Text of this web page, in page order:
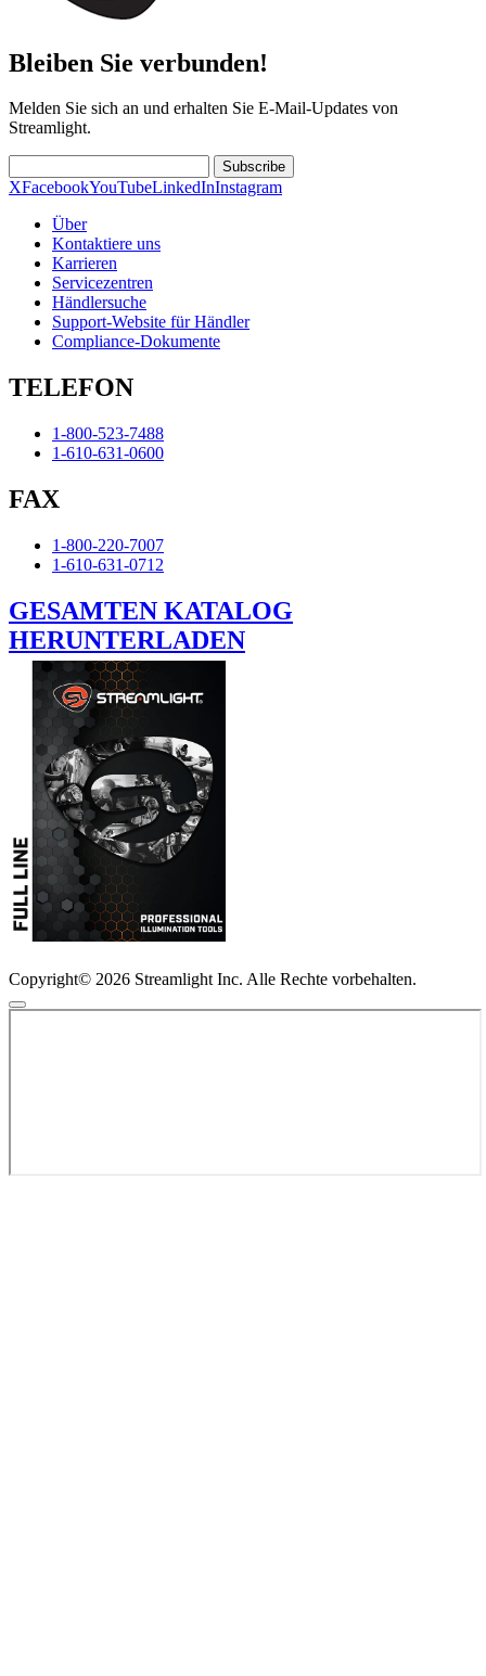
Bleiben Sie verbunden!
Melden Sie sich an und erhalten Sie E-Mail-Updates von
Streamlight.
Subscribe
XFacebookYouTubeLinkedInInstagram
Über
Kontaktiere uns
Karrieren
Servicezentren
Händlersuche
Support-Website für Händler
Compliance-Dokumente
TELEFON
1-800-523-7488
1-610-631-0600
FAX
1-800-220-7007
1-610-631-0712
GESAMTEN KATALOG
HERUNTERLADEN
Copyright© 2026 Streamlight Inc. Alle Rechte vorbehalten.